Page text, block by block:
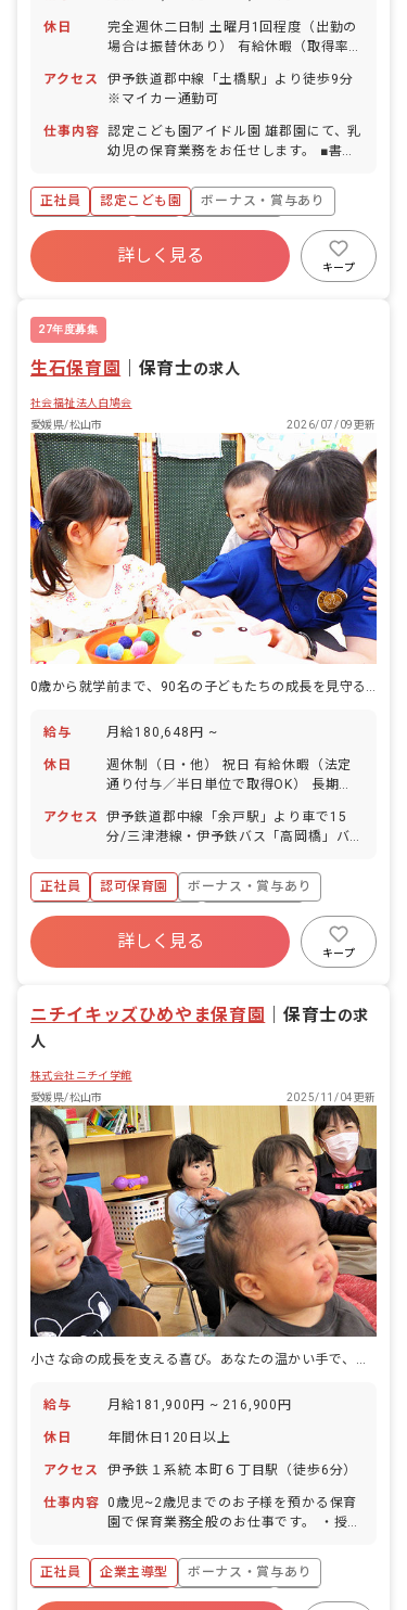
休日
完全週休二日制 土曜月1回程度（出勤の
場合は振替休あり） 有給休暇（取得率
日付与 年末年始：12/29～1/３ 産前産
後・育児休暇（取得率100％・復帰率
100％） ※年間休日125日
アクセス
伊予鉄道郡中線「土橋駅」より徒歩9分
※マイカー通勤可
仕事内容 認定こども園アイドル園 雄郡園にて、乳
幼児の保育業務をお任せします。 ■書類
担任
正社員 認定こども園
ボーナス・賞与あり
社会保険完備
有給
福利厚生充実
産休育休制度
詳しく見る
キープ
27年度募集
生石保育園 保育士の求人
社会福祉法人白鳩会
愛媛県/松山市
2026/07/09更新
0歳から就学前まで、90名の子どもたちの成長を見守る認可保育園。空港近くの街で、日々を支えます。
給与 月給180,648円 ~
休日
週休制（日・他） 祝日 有給休暇（法定
通り付与／半日単位で取得OK） 長期休
前産後休暇（取得率100％、復帰率80％
以上） 育児休暇（取得率90％、復帰率
で5名） 介護休暇 他、冠婚葬祭等 年間
休日105日以上 ＜連休の取得も相談しや
すいです＞ 有休は公休と併せて5・6連
休として消化することも可能！ 皆がしっ
かり休めるよう声をかけ合っており、若
アクセス
伊予鉄道郡中線「余戸駅」より車で15
分/三津港線・伊予鉄バス「高岡橋」バ
自転車通勤OK（駐車場・無料駐輪場あ
り） ◇空港の近くに位置し、整備された
周辺道路沿いにはたくさんの飲食店があ
り、退勤後の楽しみもあります。周辺に
スーパーや銀行、飲食店もありお買い物
にも便利です。
正社員 認可保育園
ボーナス・賞与あり
寮・住宅・家賃補助あり
社会保険完備
退職金制度
昇給昇進あり
詳しく見る
キープ
ニチイキッズひめやま保育園 保育士の求
人
株式会社ニチイ学館
愛媛県/松山市
2025/11/04更新
給与 月給181,900円 ~ 216,900円
休日 年間休日120日以上
アクセス 伊予鉄１系統 本町６丁目駅（徒歩6分）
仕事内容 0歳児~2歳児までのお子様を預かる保育
園で保育業務全般のお仕事です。 ・授乳
行事担当 ・連絡帳や帳票 等 ※持ち帰り
仕事はなし! ※保育記録などはICTシステ
ムを導入しており業務の効率化を図って
正社員 企業主導型
ボーナス・賞与あり
年間休日120日以上
社会保険完備